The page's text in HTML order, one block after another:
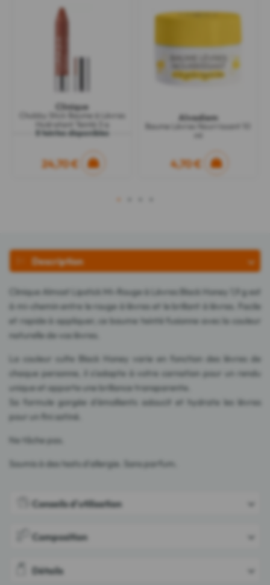
Clinique
Chubby Stick Baume à Lèvres
8 teintes disponibles
24,70 €
Alvadiem
Baume Lèvres Nourrissant 10
4,70 €
1
Description
Clinique Almost Lipstick Mi-Rouge à Lèvres Black Honey 1,9 g est
à mi-chemin entre le rouge à lèvres et le brillant à lèvres. Facile
et rapide à appliquer, ce baume teinté fusionne avec la couleur
naturelle de vos lèvres.
La couleur culte Black Honey varie en fonction des lèvres de
chaque personne, il s'adapte à votre carnation pour un rendu
unique et apporte une brillance transparente.
Sa formule gorgée d'émollients adoucit et hydrate les lèvres
pour un fini satiné.
Ne tâche pas.
Soumis à des tests d'allergie. Sans parfum.
Conseils d'utilisation
Composition
Détails